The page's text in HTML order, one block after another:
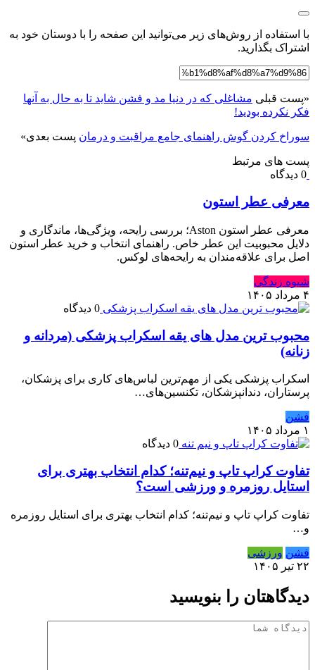
با استفاده از روش‌های زیر می‌توانید این صفحه را با دوستان خود به
اشتراک بگذارید.
«پست قبلی مشاغلی که در دنیا مد و فشن شاید تا به حال به آنها
فکر نکرده بودید!
سوراخ کردن گوش راهنمای جامع مراقبت و درمان پست بعدی»
پست های مرتبط
0 دیدگاه
معرفی عطر استون
معرفی عطر استون Aston؛ بررسی رایحه، ویژگی‌ها، ماندگاری و
دلایل محبوبیت این عطر خاص. راهنمای انتخاب و خرید عطر استون
اصل برای علاقه‌مندان به رایحه‌های لوکس.
شیوه زندگی
۴ مرداد ۱۴۰۵
0 دیدگاه
محبوب ترین مدل های یقه اسکراب پزشکی (مردانه و
زنانه)
اسکراب پزشکی یکی از مهم‌ترین لباس‌های کاری برای پزشکان،
پرستاران، دندانپزشکان، تکنسین‌های…
فشن
۱ مرداد ۱۴۰۵
0 دیدگاه
تفاوت کراپ تاپ و نیم‌تنه؛ کدام انتخاب بهتری برای
استایل روزمره و ورزشی است؟
تفاوت کراپ تاپ و نیم‌تنه؛ کدام انتخاب بهتری برای استایل روزمره
و…
فشن ورزشی
۲۲ تیر ۱۴۰۵
دیدگاهتان را بنویسید